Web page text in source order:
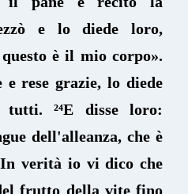
e lo diede loro,
è il mio corpo».
e rese grazie, lo diede
²⁴E disse loro:
dell'alleanza, che è
verità io vi dico che
frutto della vite fino